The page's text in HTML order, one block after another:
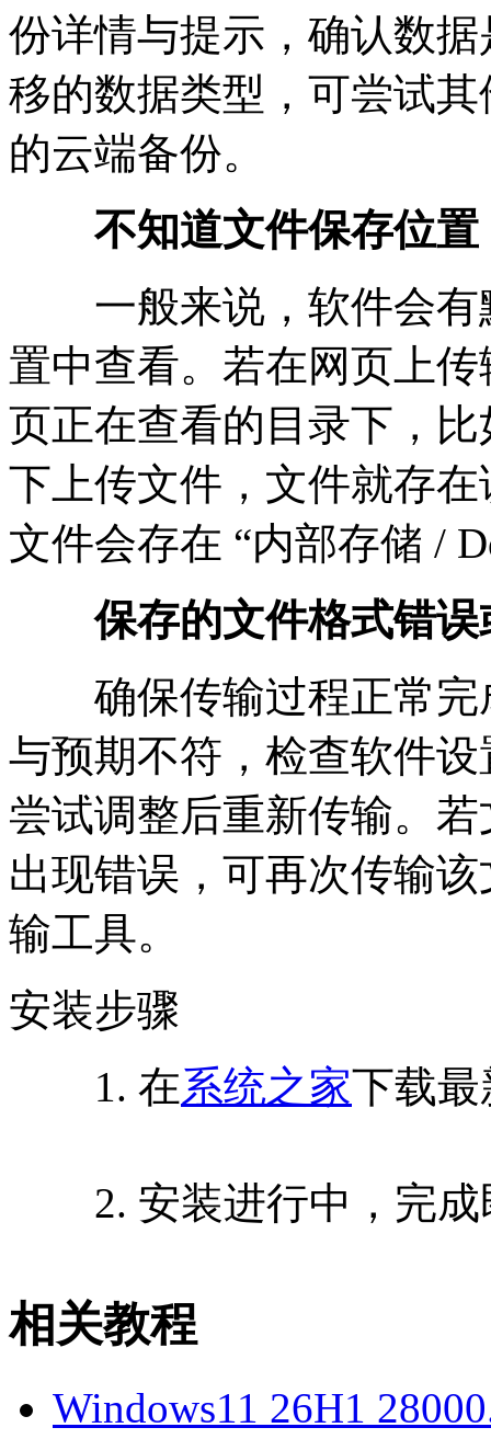
份详情与提示，确认数
移的数据类型，可尝试
的云端备份。
不知道文件保存位置
一般来说，软件会有
置中查看。若在网页上
页正在查看的目录下，比
下上传文件，文件就存
文件会存在 “内部存储 /
保存的文件格式错误
确保传输过程正常完
与预期不符，检查软件
尝试调整后重新传输。
出现错误，可再次传输
输工具。
安装步骤
1. 在系统之家下载
2. 安装进行中，完成
相关教程
Windows11 26H1